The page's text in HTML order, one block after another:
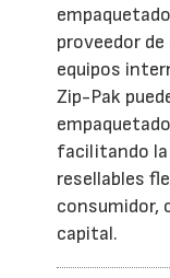
proveedor
equipos
Zip-Pak
facilitando
resellables
consumidor,
capital.